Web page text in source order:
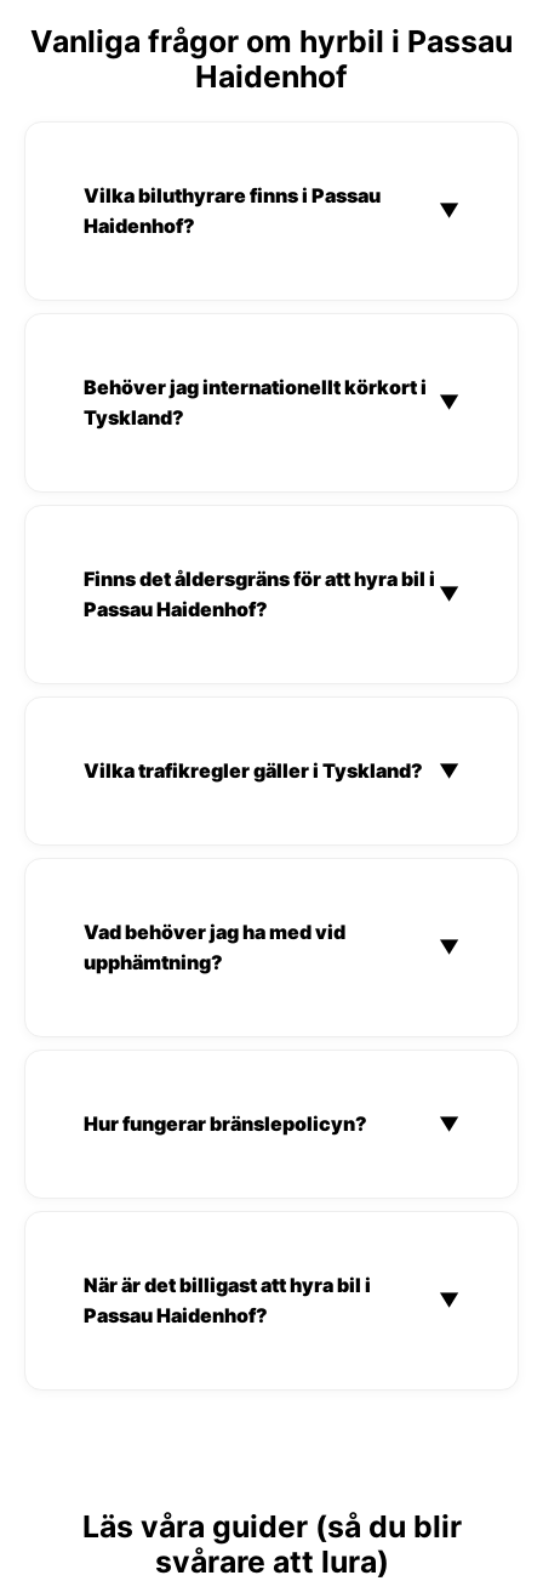
Vanliga frågor om hyrbil i Passau
Haidenhof
Vilka biluthyrare finns i Passau
Haidenhof?
▼
Behöver jag internationellt körkort i
Tyskland?
▼
Finns det åldersgräns för att hyra bil i
Passau Haidenhof?
▼
Vilka trafikregler gäller i Tyskland? ▼
Vad behöver jag ha med vid
upphämtning?
▼
Hur fungerar bränslepolicyn? ▼
När är det billigast att hyra bil i
Passau Haidenhof?
▼
Läs våra guider (så du blir
svårare att lura)